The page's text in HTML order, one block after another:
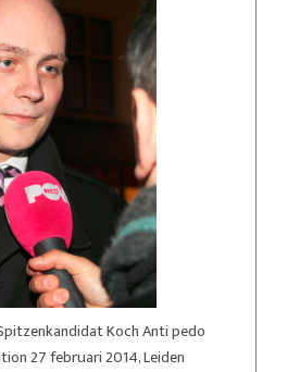
Koch Anti pedo
27 februari 2014, Leiden